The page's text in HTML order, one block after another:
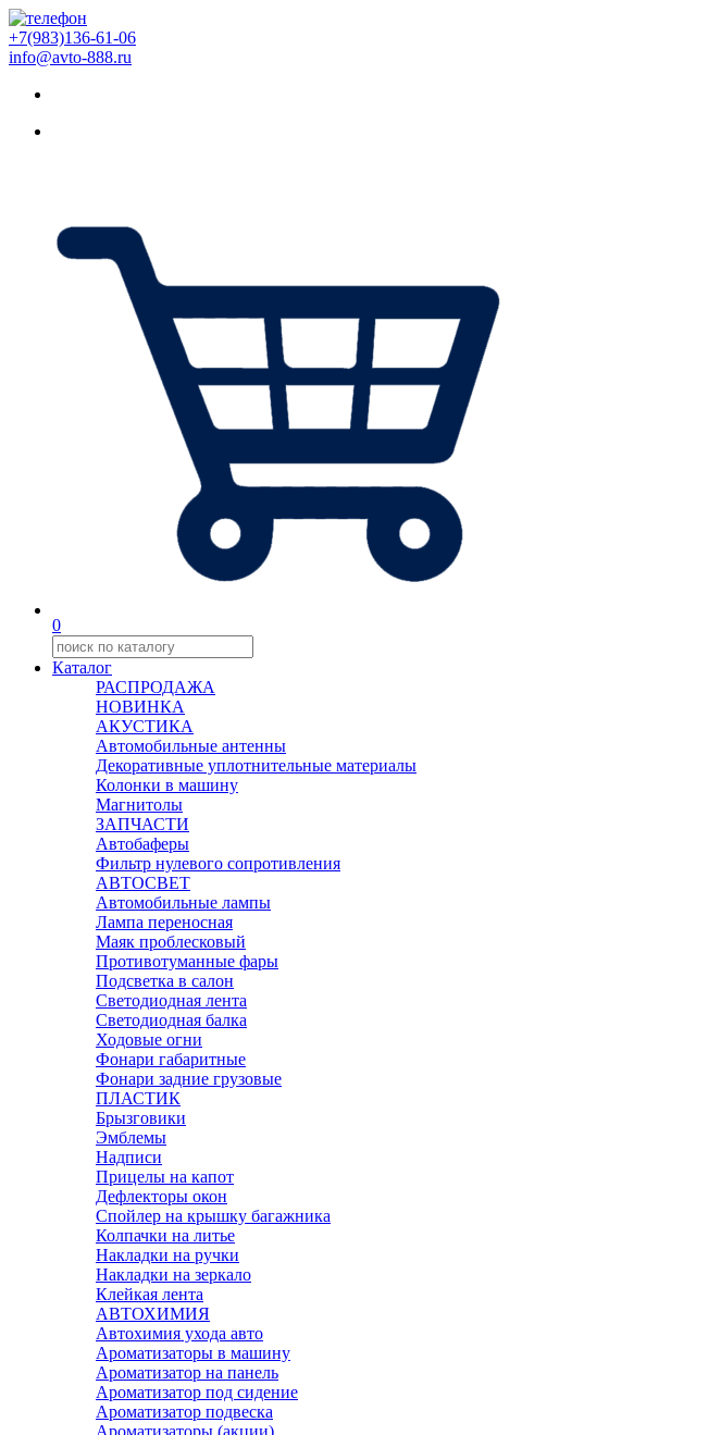
+7(983)136-61-06
info@avto-888.ru
0
Каталог
РАСПРОДАЖА
НОВИНКА
АКУСТИКА
Автомобильные антенны
Декоративные уплотнительные материалы
Колонки в машину
Магнитолы
ЗАПЧАСТИ
Автобаферы
Фильтр нулевого сопротивления
АВТОСВЕТ
Автомобильные лампы
Лампа переносная
Маяк проблесковый
Противотуманные фары
Подсветка в салон
Светодиодная лента
Светодиодная балка
Ходовые огни
Фонари габаритные
Фонари задние грузовые
ПЛАСТИК
Брызговики
Эмблемы
Надписи
Прицелы на капот
Дефлекторы окон
Спойлер на крышку багажника
Колпачки на литье
Накладки на ручки
Накладки на зеркало
Клейкая лента
АВТОХИМИЯ
Автохимия ухода авто
Ароматизаторы в машину
Ароматизатор на панель
Ароматизатор под сидение
Ароматизатор подвеска
Ароматизаторы (акции)